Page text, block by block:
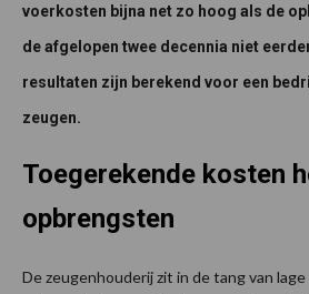
voerkosten bijna net zo hoog als de
de afgelopen twee decennia niet
resultaten zijn berekend voor een
zeugen.
Toegerekende kosten
opbrengsten
De zeugenhouderij zit in de tang van